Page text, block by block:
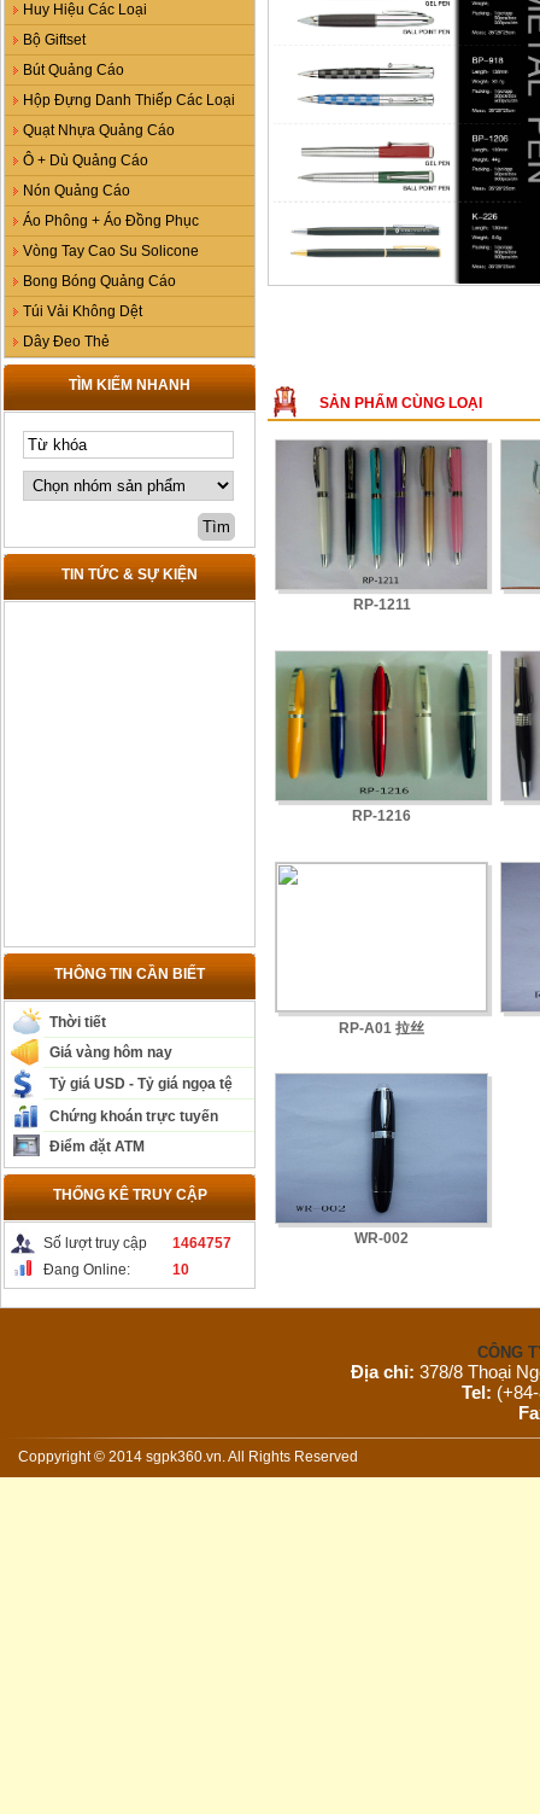
Huy Hiệu Các Loại
Bộ Giftset
Bút Quảng Cáo
Hộp Đựng Danh Thiếp Các Loại
Quạt Nhựa Quảng Cáo
Ô + Dù Quảng Cáo
Nón Quảng Cáo
Áo Phông + Áo Đồng Phục
Vòng Tay Cao Su Solicone
Bong Bóng Quảng Cáo
Túi Vải Không Dệt
Dây Đeo Thẻ
TÌM KIẾM NHANH
TIN TỨC & SỰ KIỆN
THÔNG TIN CẦN BIẾT
Thời tiết
Giá vàng hôm nay
Tỷ giá USD - Tỷ giá ngọa tệ
Chứng khoán trực tuyến
Điểm đặt ATM
THỐNG KÊ TRUY CẬP
Số lượt truy cập
1464757
Đang Online:
10
SẢN PHẨM CÙNG LOẠI
RP-1211
RP-1216
RP-A01 拉丝
WR-002
CÔNG
Địa chỉ: 378/8 Thoại
Tel:
Email:
Coppyright © 2014 sgpk360.vn. All Rights Reserved